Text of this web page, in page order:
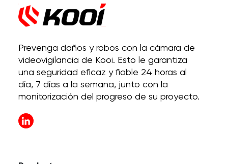
Prevenga daños y robos con la cámara de
videovigilancia de Kooi. Esto le garantiza
una seguridad eficaz y fiable 24 horas al
día, 7 días a la semana, junto con la
monitorización del progreso de su proyecto.